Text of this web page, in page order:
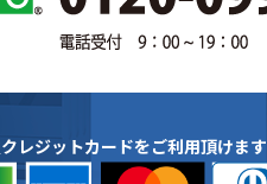
レジットカードをご利用頂けます